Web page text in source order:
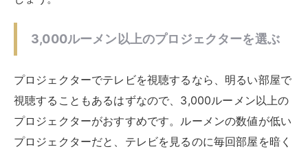
3,000ルーメン以上のプロジェクターを選ぶ
プロジェクターでテレビを視聴するなら、明るい部屋で
視聴することもあるはずなので、3,000ルーメン以上の
プロジェクターがおすすめです。ルーメンの数値が低い
プロジェクターだと、テレビを見るのに毎回部屋を暗く